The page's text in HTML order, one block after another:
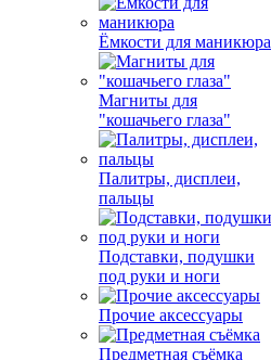
Ёмкости для маникюра
Магниты для
"кошачьего глаза"
Палитры, дисплеи,
пальцы
Подставки, подушки
под руки и ноги
Прочие аксессуары
Предметная съёмка